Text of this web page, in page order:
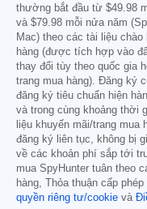
thường bắt đầu từ $49.98
và $79.98 mỗi nửa năm
Mac) theo các tài liệu
hàng (được tích hợp vào
thay đổi tùy theo quốc gia
trang mua hàng). Đăng ký
đăng ký tiêu chuẩn hiện
và trong cùng khoảng thời
liệu khuyến mãi/trang
đăng ký liên tục, không bị
về các khoản phí sắp tới
mua SpyHunter tuân theo
hàng, Thỏa thuận cấp
quyền riêng tư/cookie và